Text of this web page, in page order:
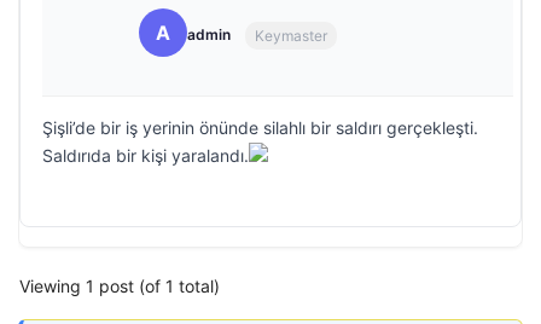
A admin Keymaster
Şişli’de bir iş yerinin önünde silahlı bir saldırı gerçekleşti.
Saldırıda bir kişi yaralandı.
Viewing 1 post (of 1 total)